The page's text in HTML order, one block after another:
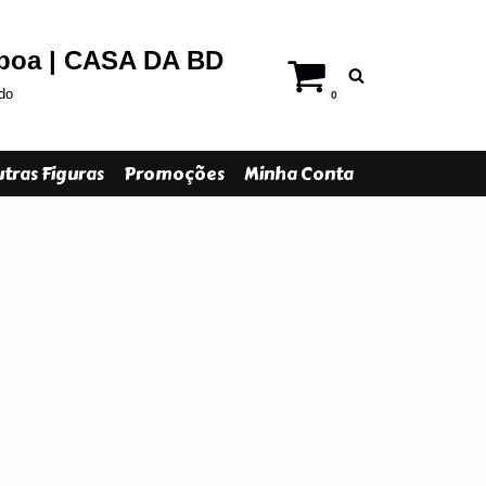
| CASA DA BD
0
Figuras Promoções Minha Conta